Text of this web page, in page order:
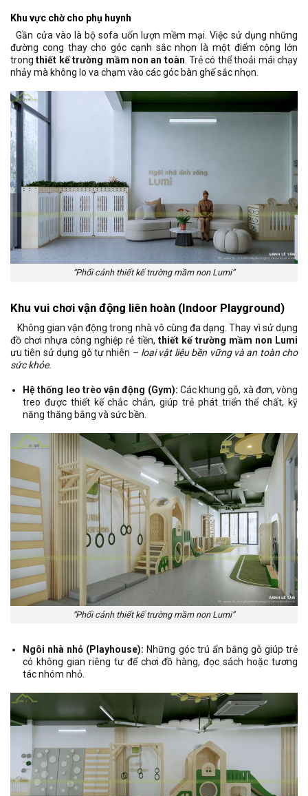
Khu vực chờ cho phụ huynh
Gần cửa vào là bộ sofa uốn lượn mềm mại. Việc sử dụng những
đường cong thay cho góc cạnh sắc nhọn là một điểm cộng lớn
trongthiết kế trường mầm non an toàn . Trẻ có thể thoải mái chạy
nhảy mà không lo va chạm vào các góc bàn ghế sắc nhọn.
“Phối cảnh thiết kế trường mầm non Lumi”
Khu vui chơi vận động liên hoàn (Indoor Playground)
Không gian vận động trong nhà vô cùng đa dạng. Thay vì sử dụng
đồ chơi nhựa công nghiệp rẻ tiền, thiết kế trường mầm non Lumi
ưu tiên sử dụng gỗ tự nhiên – loại vật liệu bền vững và an toàn cho
sức khỏe.
Hệ thống leo trèo vận động (Gym): Các khung gỗ, xà đơn, vòng
treo được thiết kế chắc chắn, giúp trẻ phát triển thể chất, kỹ
năng thăng bằng và sức bền.
“Phối cảnh thiết kế trường mầm non Lumi”
Ngôi nhà nhỏ (Playhouse): Những góc trú ẩn bằng gỗ giúp trẻ
có không gian riêng tư để chơi đồ hàng, đọc sách hoặc tương
tác nhóm nhỏ.